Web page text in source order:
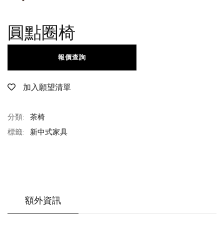
圓點圈椅
加入願望清單
報價查詢
分類: 茶椅
標籤: 新中式家具
額外資訊